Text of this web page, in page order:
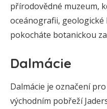
přírodovědné muzeum,
oceánografii,
pokocháte botanickou
Dalmácie
Dalmácie je označení
východním pobřeží